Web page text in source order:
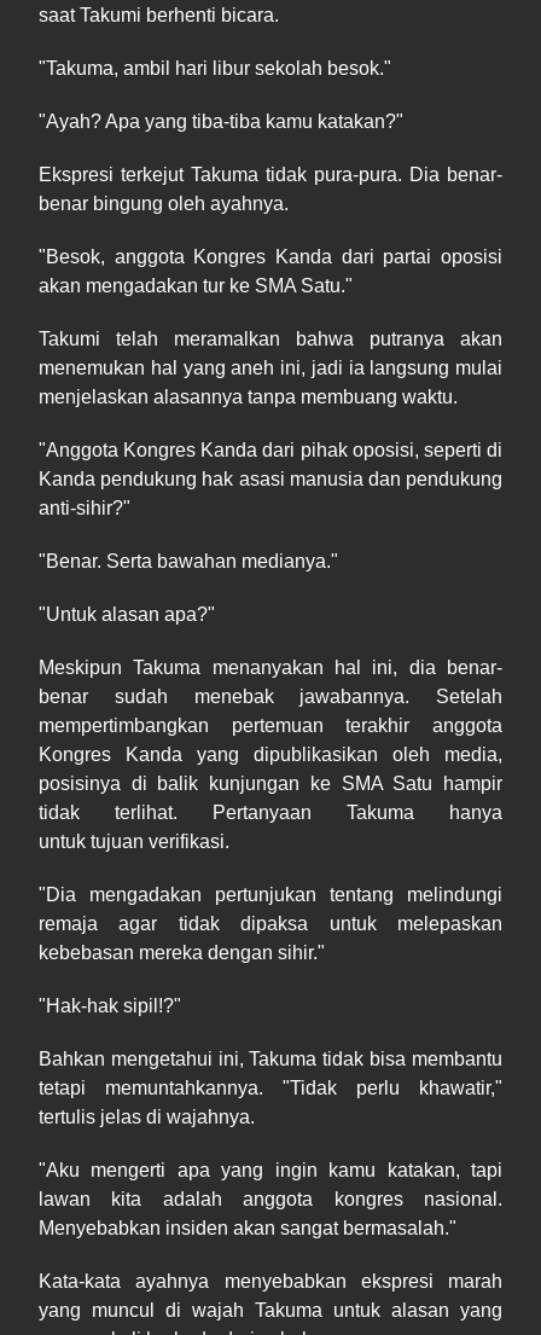
saat Takumi berhenti bicara.
"Takuma, ambil hari libur sekolah besok."
"Ayah? Apa yang tiba-tiba kamu katakan?"
Ekspresi terkejut Takuma tidak pura-pura. Dia benar-
benar bingung oleh ayahnya.
"Besok, anggota Kongres Kanda dari partai oposisi
akan mengadakan tur ke SMA Satu."
Takumi telah meramalkan bahwa putranya akan
menemukan hal yang aneh ini, jadi ia langsung mulai
menjelaskan alasannya tanpa membuang waktu.
"Anggota Kongres Kanda dari pihak oposisi, seperti di
Kanda pendukung hak asasi manusia dan pendukung
anti-sihir?"
"Benar. Serta bawahan medianya."
"Untuk alasan apa?"
Meskipun Takuma menanyakan hal ini, dia benar-
benar sudah menebak jawabannya. Setelah
mempertimbangkan pertemuan terakhir anggota
Kongres Kanda yang dipublikasikan oleh media,
posisinya di balik kunjungan ke SMA Satu hampir
tidak terlihat. Pertanyaan Takuma hanya
untuk tujuan verifikasi.
"Dia mengadakan pertunjukan tentang melindungi
remaja agar tidak dipaksa untuk melepaskan
kebebasan mereka dengan sihir."
"Hak-hak sipil!?"
Bahkan mengetahui ini, Takuma tidak bisa membantu
tetapi memuntahkannya. "Tidak perlu khawatir,"
tertulis jelas di wajahnya.
"Aku mengerti apa yang ingin kamu katakan, tapi
lawan kita adalah anggota kongres nasional.
Menyebabkan insiden akan sangat bermasalah."
Kata-kata ayahnya menyebabkan ekspresi marah
yang muncul di wajah Takuma untuk alasan yang